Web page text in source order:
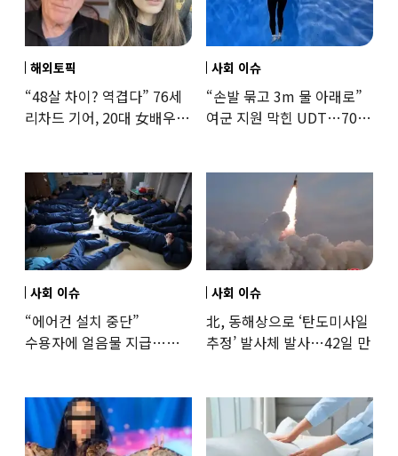
해외토픽
“48살 차이? 역겹다” 76세
리차드 기어, 20대 女배우와
사회 이슈
“손발 묶고 3m 물 아래로”
여군 지원 막힌 UDT…707
사회 이슈
“에어컨 설치 중단”
수용자에 얼음물 지급…
사회 이슈
北, 동해상으로 ‘탄도미사일
추정’ 발사체 발사…42일 만